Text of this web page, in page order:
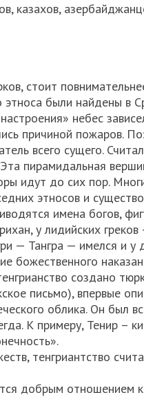
казахов,
стоит
этноса были найдены в
небес
причиной пожаров.
всего сущего.
пирамидальная
идут до сих пор.
этносов и
имена богов,
у лидийских
— Тангра — имелся и
божественного
создано
письмо), впервые
облика. Он был
К примеру, Тенир –
тенгриантство
добрым